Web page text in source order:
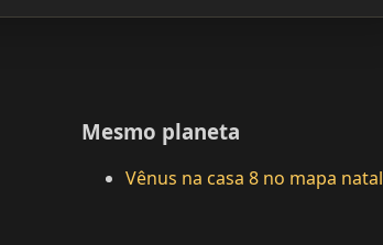
Mesmo planeta
Vênus na casa 8 no mapa natal